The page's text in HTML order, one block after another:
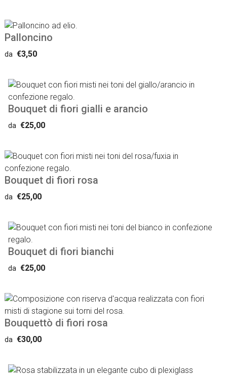
Palloncino
da€3,50
Bouquet di fiori gialli e arancio
da €25,00
Bouquet di fiori rosa
da€25,00
Bouquet di fiori bianchi
da €25,00
Bouquettò di fiori rosa
da€30,00